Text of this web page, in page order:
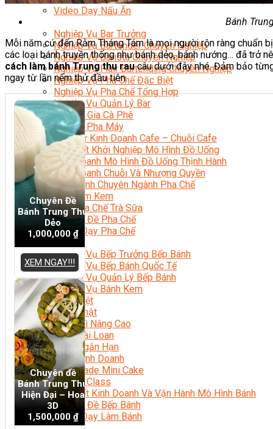
Video Dạy Nấu Ăn
Nghiệp Vụ Bar Trưởng
Nghiệp Vụ Bartender Chuyên Nghiệp
Nghiệp Vụ Barista Chuyên Nghiệp
Nghiệp Vụ Flair Bartending Chuyên Nghiệp
Nghiệp Vụ Pha Chế Đặc Biệt
Nghiệp Vụ Pha Chế Tổng Hợp
Nghiệp Vụ Quản Lý Bar
Chuyên Gia Cà Phê
Cà Phê Pha Máy
Khởi Sự Kinh Doanh Cafe – Chuỗi Cafe
Bí Quyết Khởi Nghiệp Mô Hình Đồ Uống
Kinh Doanh Mô Hình Đồ Uống Thịnh Hành
Kinh Doanh Chuỗi Và Nhượng Quyền
Tiếng Anh Chuyên Ngành Pha Chế
Học Làm Kem
Học Pha Chế Trà Sữa
Chuyên Đề Pha Chế
Video Dạy Pha Chế
Làm Bánh
Nghiệp Vụ Bếp Trưởng Bếp Bánh
Nghiệp Vụ Bếp Bánh Quốc Tế
Nghiệp Vụ Quản Lý Bếp Bánh
Nghiệp Vụ Bánh Kem
Bánh Việt
Bánh Nhật
Bánh Mì Nâng Cao
Bánh Đài Loan
Bánh Ngắn Hạn
Bánh Kinh Doanh
Handmade Mini Cake
Master Class
Bí Quyết Kinh Doanh Và Vận Hành Mô Hình Bánh
Chuyên Đề Bếp Bánh
Video Dạy Làm Bánh
Bánh
Mỗi năm cứ đến Rằm Tháng Tám là mọi người rộn ràng chuẩn
các loại bánh truyền thống như bánh dẻo, bánh nướng… đã trở
cách làm bánh Trung thu raucâu dưới đây nhé. Đảm bảo
ngay từ lần nếm thử đầu tiên.
Chuyên Đề
Bánh Trung Thu
Dẻo
1,000,000 ₫
XEM NGAY!!!
Chuyên đề
Bánh Trung Thu
Hiện Đại – Hoa
3D
1,500,000 ₫